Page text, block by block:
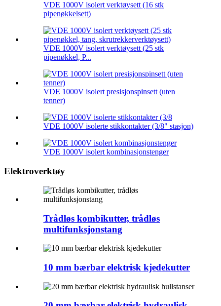
VDE 1000V isolert verktøysett (16 stk
pipenøkkelsett)
VDE 1000V isolert verktøysett (25 stk
pipenøkkel, P...
VDE 1000V isolert presisjonspinsett (uten
tenner)
VDE 1000V isolerte stikkontakter (3/8" stasjon)
VDE 1000V isolert kombinasjonstenger
Elektroverktøy
Trådløs kombikutter, trådløs
multifunksjonstang
10 mm bærbar elektrisk kjedekutter